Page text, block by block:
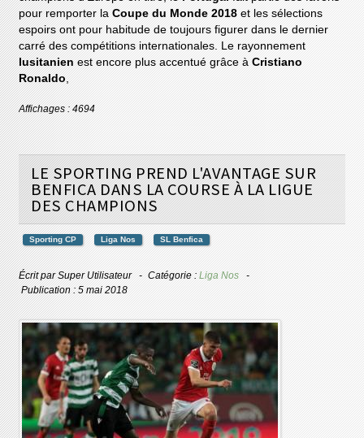
pour remporter laCoupe du Monde 2018 et les sélections
espoirs ont pour habitude de toujours figurer dans le dernier
carré des compétitions internationales. Le rayonnement
lusitanienest encore plus accentué grâce àCristiano
Ronaldo,
Affichages : 4694
LE SPORTING PREND L'AVANTAGE SUR
BENFICA DANS LA COURSE À LA LIGUE
DES CHAMPIONS
Sporting CP Liga Nos SL Benfica
Écrit parSuper Utilisateur Catégorie :Liga Nos
Publication : 5 mai 2018